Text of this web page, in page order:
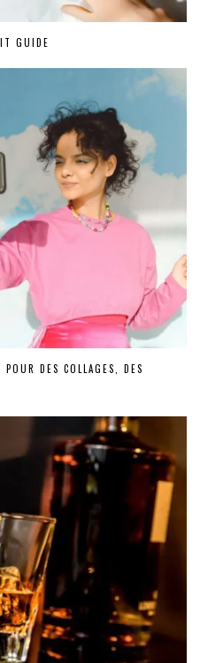
GUIDE
DES COLLAGES, DES